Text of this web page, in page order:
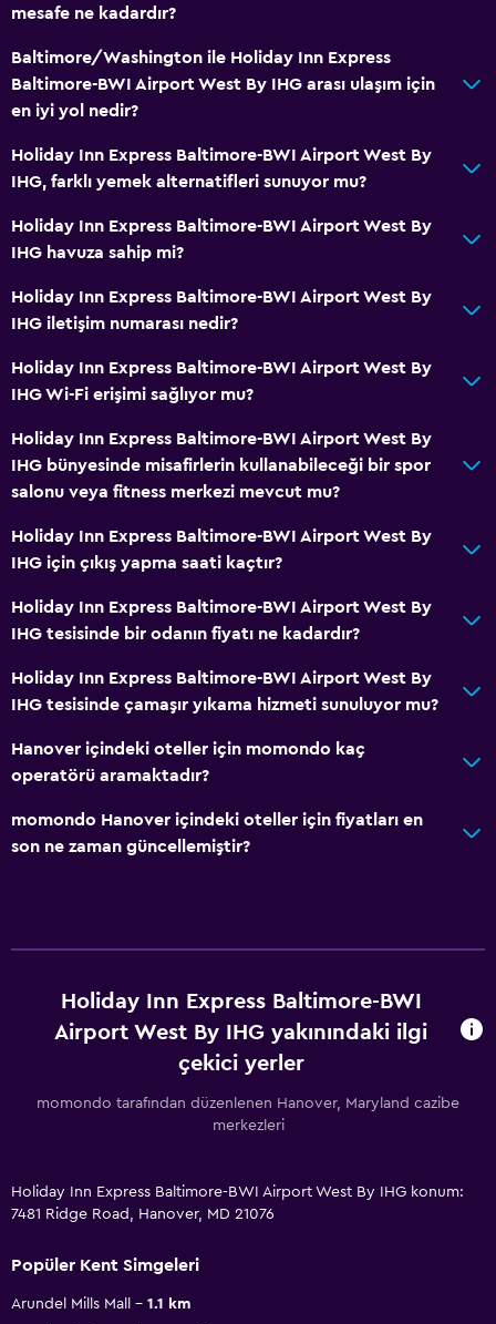
mesafe ne kadardır?
Baltimore/Washington ile Holiday Inn Express
Baltimore-BWI Airport West By IHG arası ulaşım için
en iyi yol nedir?
Holiday Inn Express Baltimore-BWI Airport West By
IHG, farklı yemek alternatifleri sunuyor mu?
Holiday Inn Express Baltimore-BWI Airport West By
IHG havuza sahip mi?
Holiday Inn Express Baltimore-BWI Airport West By
IHG iletişim numarası nedir?
Holiday Inn Express Baltimore-BWI Airport West By
IHG Wi-Fi erişimi sağlıyor mu?
Holiday Inn Express Baltimore-BWI Airport West By
IHG bünyesinde misafirlerin kullanabileceği bir spor
salonu veya fitness merkezi mevcut mu?
Holiday Inn Express Baltimore-BWI Airport West By
IHG için çıkış yapma saati kaçtır?
Holiday Inn Express Baltimore-BWI Airport West By
IHG tesisinde bir odanın fiyatı ne kadardır?
Holiday Inn Express Baltimore-BWI Airport West By
IHG tesisinde çamaşır yıkama hizmeti sunuluyor mu?
Hanover içindeki oteller için momondo kaç
operatörü aramaktadır?
momondo Hanover içindeki oteller için fiyatları en
son ne zaman güncellemiştir?
Holiday Inn Express Baltimore-BWI
Airport West By IHG yakınındaki ilgi
çekici yerler
momondo tarafından düzenlenen Hanover, Maryland cazibe
merkezleri
Holiday Inn Express Baltimore-BWI Airport West By IHG konum:
7481 Ridge Road, Hanover, MD 21076
Popüler Kent Simgeleri
Arundel Mills Mall
1.1 km